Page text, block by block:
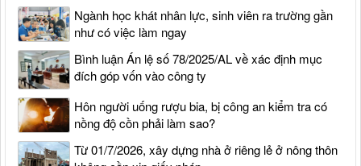
Ngành học khát nhân lực, sinh viên ra trường gần
như có việc làm ngay
Bình luận Án lệ số 78/2025/AL về xác định mục
đích góp vốn vào công ty
Hôn người uống rượu bia, bị công an kiểm tra có
nồng độ cồn phải làm sao?
Từ 01/7/2026, xây dựng nhà ở riêng lẻ ở nông thôn